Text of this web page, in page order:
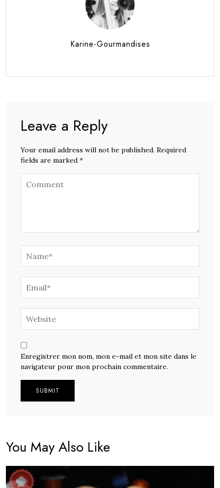
Karine-Gourmandises
Leave a Reply
Your email address will not be published. Required
fields are marked *
Enregistrer mon nom, mon e-mail et mon site dans le
navigateur pour mon prochain commentaire.
You May Also Like